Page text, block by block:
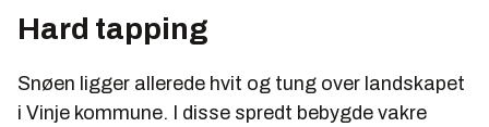
Hard tapping
Snøen ligger allerede hvit og tung over landskapet
i Vinje kommune. I disse spredt bebygde vakre